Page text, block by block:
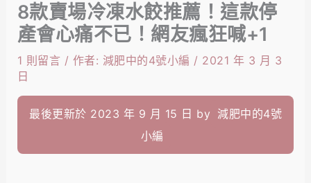
8款賣場冷凍水餃推薦！這款停
產會心痛不已！網友瘋狂喊+1
1 則留言 / 作者: 減肥中的4號小編 / 2021 年 3 月 3
日
最後更新於 2023 年 9 月 15 日 by 減肥中的4號
小編